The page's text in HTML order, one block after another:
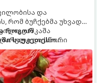
და
რომ ბუჩქებმა უხვად,
კაშკაშა
და სწორი
პერიოდში მცენარის
მნიშვნელოვანია
ამ დროს.
როგორ
საუკეთესო